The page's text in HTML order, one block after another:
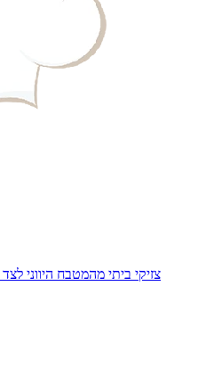
צזיקי ביתי מהמטבח היווני